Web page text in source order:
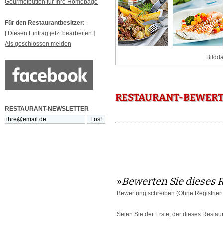
Gourmetbutton für Ihre Homepage
Für den Restaurantbesitzer:
[ Diesen Eintrag jetzt bearbeiten ]
Als geschlossen melden
RESTAURANT-NEWSLETTER
RESTAURANT-
»Bewerten Sie dieses
Bewertung schreiben (Ohne
Seien Sie der Erste, der dieses